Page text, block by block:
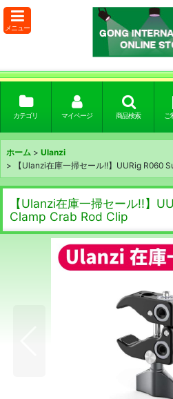
メニュー
カテゴリ マイページ 商品検索 ご
ホーム > Ulanzi
>
【Ulanzi在庫一掃セール!!】UURig R060
【Ulanzi在庫一掃セール!!】
Clamp Crab Rod Clip